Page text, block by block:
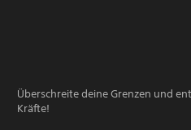
Überschreite deine Grenzen und
Kräfte!